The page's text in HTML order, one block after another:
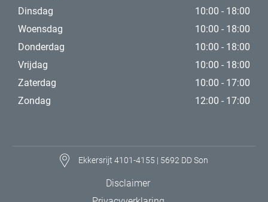
Dinsdag
10:00 - 18:00
Woensdag
10:00 - 18:00
Donderdag
10:00 - 18:00
Vrijdag
10:00 - 18:00
Zaterdag
10:00 - 17:00
Zondag
12:00 - 17:00
Disclaimer
Ekkersrijt 4101-4155 | 5692 DD Son